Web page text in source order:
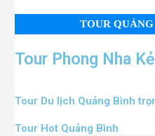
TOUR
Tour Phong Nha
Tour Du lịch Quảng Bình
Tour Hot Quảng Bình